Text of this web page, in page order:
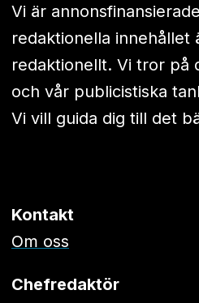
Vi är
redaktionella innehållet
redaktionellt. Vi tror på
och vår publicistiska
Vi vill guida dig till det
Kontakt
Om oss
Chefredaktör